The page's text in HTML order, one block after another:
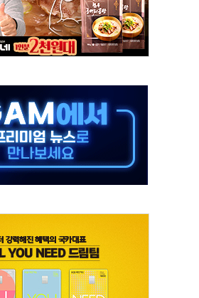
뒤집는 것"
기
단체' 타진
' vs 정청래 '격차 확대'
최고치
소명" 요구